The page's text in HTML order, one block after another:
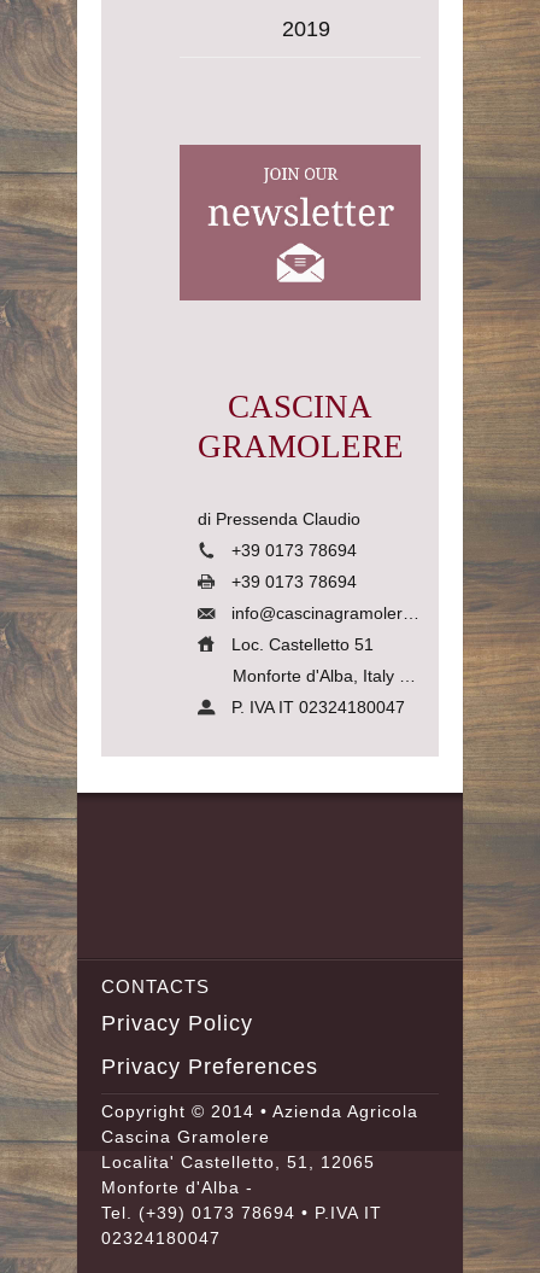
2019
CASCINA
GRAMOLERE
di Pressenda Claudio
+39 0173 78694
+39 0173 78694
info@cascinagramolere.com
Loc. Castelletto 51
Monforte d'Alba, Italy
12065
P. IVA IT 02324180047
CONTACTS
Privacy Policy
Privacy Preferences
Copyright © 2014 • Azienda Agricola
Cascina Gramolere
Localita' Castelletto, 51, 12065
Monforte d'Alba -
Tel. (+39) 0173 78694 • P.IVA IT
02324180047